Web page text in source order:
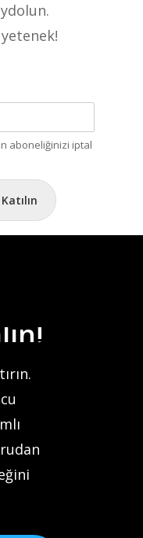
aboneliğinizi iptal